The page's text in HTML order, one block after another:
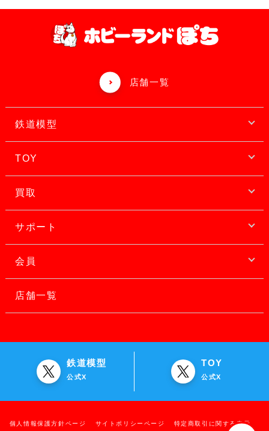
店舗一覧
鉄道模型
TOY
買取
サポート
会員
店舗一覧
鉄道模型
公式X
TOY
公式X
個人情報保護方針ページ サイトポリシーページ 特定商取引に関する表示